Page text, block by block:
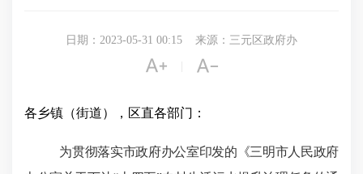
日期：2023-05-31 00:15 来源：三元区政府办
 
各乡镇（街道），区直各部门：
为贯彻落实市政府办公室印发的《三明市人民政府